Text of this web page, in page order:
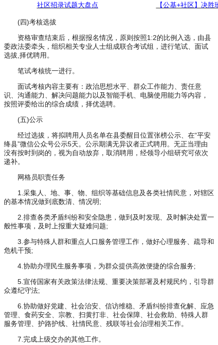
社区招录试题大盘点 【公基+社区】决胜
(四)考核选拔
资格审查结束后，根据报名情况，原则按照1:2的比例入选，由县
委政法委牵头，组织相关专业人士组成联合考试组，进行笔试、面试
选拔,择优聘用。
笔试考核统一进行。
面试考核内容主要有：政治思想水平、群众工作能力、责任意
识、沟通能力、解决问题能力以及智能手机、电脑使用能力等内容，
按照评委给出的综合成绩，择优选聘。
(五)公示
经过选拔，将拟聘用人员名单在县委醒目位置张榜公示、在“平安
绛县”微信公众号公示5天。公示期满无异议者正式聘用。无正当理由
没有按时到岗的，视为自动放弃，取消聘用，经领导小组研究可依次
递补。
网格员职责任务
1.采集人、地、事、物、组织等基础信息及各类社情民意，对辖区
的基本情况做到底数清、情况明;
2.排查各类矛盾纠纷和安全隐患，做到及时发现、及时解决处置一
般性事项，及时上报重大疑难问题;
3.参与特殊人群和重点人口服务管理工作，做好心理服务、疏导和
危机干预;
4.协助办理民生服务事项，为群众提供高效便捷的综合服务;
5.宣传国家有关政策法律法规、重要决策部署及村规民约，引导群
众遵纪守法;
6.协助做好党建、社会治安、信访维稳、矛盾纠纷排查化解、应急
管理、食药安全、宗教、扫黄打非、社会保障、社会救助、特殊人群
服务管理、护路护线、社情民意、残联等社会治理相关工作。
7.完成上级交办的其他工作。